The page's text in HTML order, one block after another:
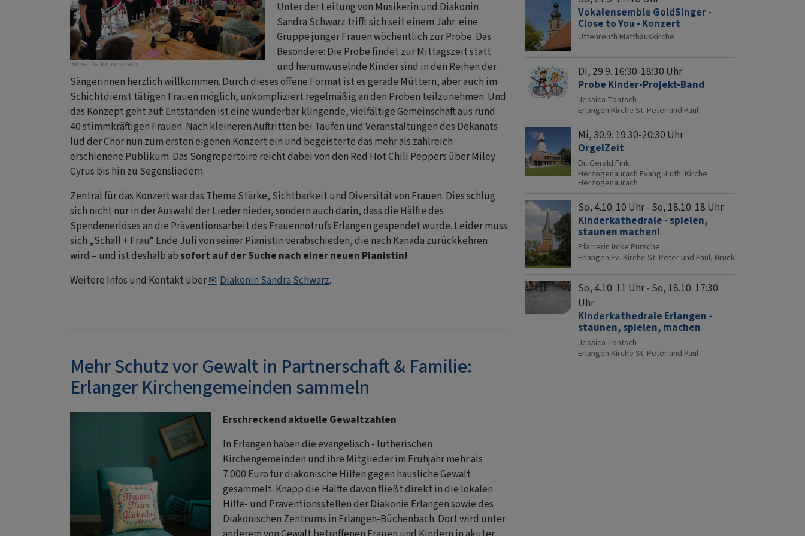
Bildrechte Johanna Geiß
Unter der Leitung von Musikerin und Diakonin
Sandra Schwarz trifft sich seit einem Jahr eine
Gruppe junger Frauen wöchentlich zur Probe. Das
Besondere: Die Probe findet zur Mittagszeit statt
und herumwuselnde Kinder sind in den Reihen der
Sängerinnen herzlich willkommen. Durch dieses offene Format ist es gerade Müttern, aber auch im
Schichtdienst tätigen Frauen möglich, unkompliziert regelmäßig an den Proben teilzunehmen. Und
das Konzept geht auf: Entstanden ist eine wunderbar klingende, vielfältige Gemeinschaft aus rund
40 stimmkräftigen Frauen. Nach kleineren Auftritten bei Taufen und Veranstaltungen des Dekanats
lud der Chor nun zum ersten eigenen Konzert ein und begeisterte das mehr als zahlreich
erschienene Publikum. Das Songrepertoire reicht dabei von den Red Hot Chili Peppers über Miley
Cyrus bis hin zu Segensliedern.
Zentral für das Konzert war das Thema Stärke, Sichtbarkeit und Diversität von Frauen. Dies schlug
sich nicht nur in der Auswahl der Lieder nieder, sondern auch darin, dass die Hälfte des
Spendenerlöses an die Präventionsarbeit des Frauennotrufs Erlangen gespendet wurde. Leider muss
sich „Schall + Frau“ Ende Juli von seiner Pianistin verabschieden, die nach Kanada zurückkehren
wird – und ist deshalb absofort auf der Suche nach einer neuen Pianistin!
Weitere Infos und Kontakt über
Diakonin Sandra Schwarz.
Mehr Schutz vor Gewalt in Partnerschaft & Familie:
Erlanger Kirchengemeinden sammeln
Erschreckend aktuelle Gewaltzahlen
In Erlangen haben die evangelisch - lutherischen
Kirchengemeinden und ihre Mitglieder im Frühjahr mehr als
7.000 Euro für diakonische Hilfen gegen häusliche Gewalt
gesammelt. Knapp die Hälfte davon fließt direkt in die lokalen
Hilfe- und Präventionsstellen der Diakonie Erlangen sowie des
Diakonischen Zentrums in Erlangen-Büchenbach. Dort wird unter
Vokalensemble GoldSinger -
Close to You - Konzert
Uttenreuth Matthäuskirche
Di, 29.9. 16:30-18:30 Uhr
Probe Kinder-Projekt-Band
Jessica Tontsch
Erlangen Kirche St. Peter und Paul
Mi, 30.9. 19:30-20:30 Uhr
OrgelZeit
Dr. Gerald Fink
Herzogenaurach Evang.-Luth. Kirche
Herzogenaurach
So, 4.10. 10 Uhr - So, 18.10. 18 Uhr
Kinderkathedrale - spielen,
staunen machen!
Pfarrerin Imke Pursche
Erlangen Ev. Kirche St. Peter und Paul, Bruck
So, 4.10. 11 Uhr - So, 18.10. 17:30
Uhr
Kinderkathedrale Erlangen -
staunen, spielen, machen
Jessica Tontsch
Erlangen Kirche St. Peter und Paul